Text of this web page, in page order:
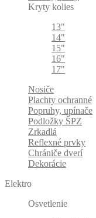
Kryty kolies
13"
14"
15"
16"
17"
Nosiče
Plachty ochranné
Popruhy, upínače
Podložky ŠPZ
Zrkadlá
Reflexné prvky
Chrániče dverí
Dekorácie
Elektro
Osvetlenie